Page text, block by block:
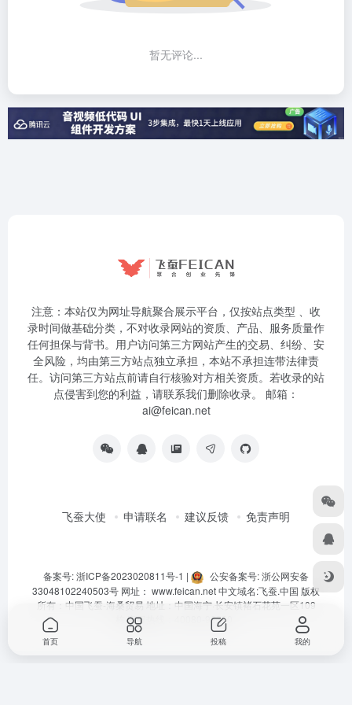
暂无评论...
注意：本站仅为网址导航聚合展示平台，仅按站点类型 、收
录时间做基础分类，不对收录网站的资质、产品、服务质量作
任何担保与背书。用户访问第三方网站产生的交易、纠纷、安
全风险，均由第三方站点独立承担，本站不承担连带法律责
任。访问第三方站点前请自行核验对方相关资质。若收录的站
点侵害到您的利益，请联系我们删除收录。 邮箱：
ai@feican.net
飞蚕大使 申请联名 建议反馈 免责声明
备案号: 浙ICP备2023020811号-1 |
公安备案号: 浙公网安备
33048102240503号 网址： www.feican.net中文域名:飞蚕.中国 版权
所有：中国飞蚕-海桑贸易 地址：中国海宁·长安镇褚石花苑一区109
栋 客服热线：40080-92360
首页 导航 投稿 我的